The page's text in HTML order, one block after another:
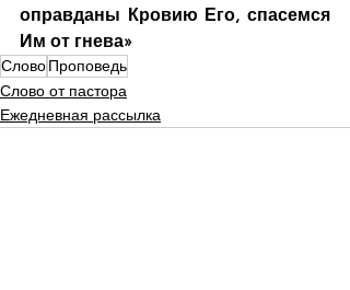
оправданы Кровию Его, спасемся
Им от гнева»
СловоПроповедь
Слово от пастора
Ежедневная рассылка